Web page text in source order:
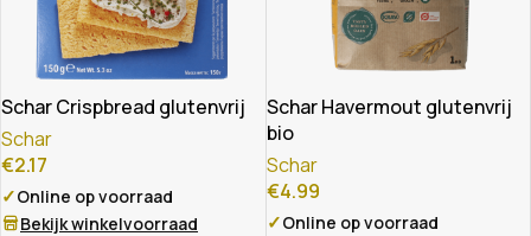
Schar Crispbread glutenvrij
Schar
€2.17
✓Online op voorraad
Bekijk winkelvoorraad
Schar Havermout glutenvrij
bio
Schar
€4.99
✓Online op voorraad